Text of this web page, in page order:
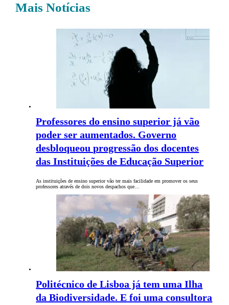
Mais Notícias
Professores do ensino superior já vão
poder ser aumentados. Governo
desbloqueou progressão dos docentes
das Instituições de Educação Superior
As instituições de ensino superior vão ter mais facilidade em promover os seus
professores através de dois novos despachos que…
Politécnico de Lisboa já tem uma Ilha
da Biodiversidade. E foi uma consultora